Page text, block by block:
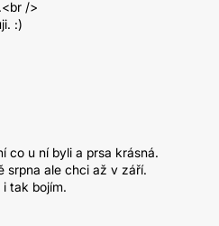
/>
:)
co u ní byli a prsa krásná.
srpna ale chci až v září.
tak bojím.